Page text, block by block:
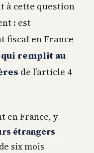
à cette question
: est
fiscal en France
remplit au
de l’article 4
en France, y
étrangers
six mois